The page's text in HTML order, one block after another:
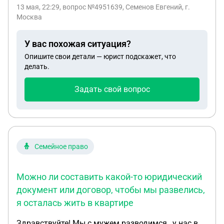
подчинённых в другой отдел, мне не сообщив об
перевода моих подчиненных в другой отдел? Как
и на основании чего я имею право требовать
компенсацию?
13 мая, 22:29, вопрос №4951639, Семенов Евгений, г.
Москва
У вас похожая ситуация?
Опишите свои детали — юрист подскажет, что
делать.
Задать свой вопрос
Семейное право
Можно ли составить какой-то юридический
документ или договор, чтобы мы развелись,
я осталась жить в квартире